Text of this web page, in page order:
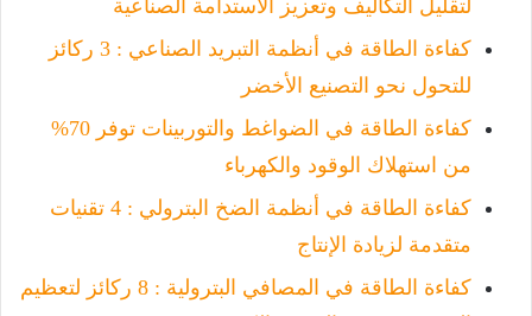
لتقليل التكاليف وتعزيز الاستدامة الصناعية
كفاءة الطاقة في أنظمة التبريد الصناعي : 3 ركائز
للتحول نحو التصنيع الأخضر
كفاءة الطاقة في الضواغط والتوربينات توفر 70%
من استهلاك الوقود والكهرباء
كفاءة الطاقة في أنظمة الضخ البترولي : 4 تقنيات
متقدمة لزيادة الإنتاج
كفاءة الطاقة في المصافي البترولية : 8 ركائز لتعظيم